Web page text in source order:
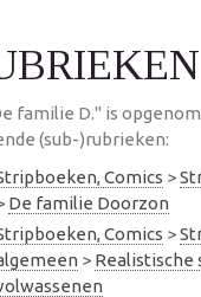
familie D." is
(sub-)rubrieken:
Comics >
De familie Doorzon
Comics >
> Realistische